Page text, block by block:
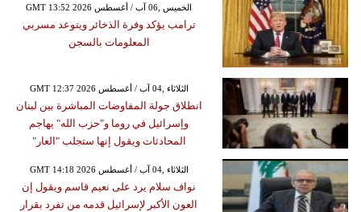
GMT 13:52 2026 الخميس ,06 آب / أغسطس
ترامب يؤكد وفرة الذخائر ويتوعد مسربي
المعلومات بالسجن
GMT 12:37 2026 الثلاثاء ,04 آب / أغسطس
انطلاق جولة المفاوضات المباشرة بين لبنان
وإسرائيل في روما و"حزب الله" يهاجم
المحادثات ويقول إنها ستجلب "العار"
GMT 14:18 2026 الثلاثاء ,04 آب / أغسطس
نواف سلام يرد على نعيم قاسم ويقول إن
العون الأكبر لإسرائيل قدمه من تفرد بقرار